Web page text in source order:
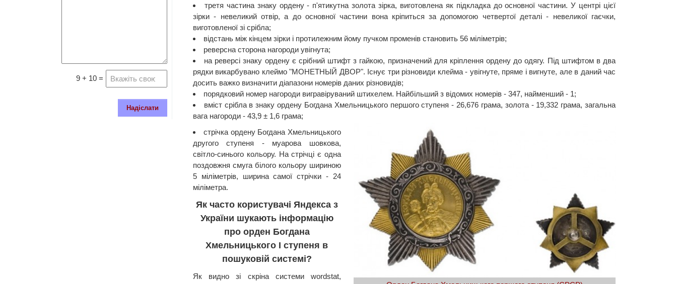
третя частина знаку ордену - п'ятикутна золота зірка, виготовлена ​​як підкладка до основної частини. У центрі цієї
зірки - невеликий отвір, а до основної частини вона кріпиться за допомогою четвертої деталі - невеликої гаєчки,
виготовленої зі срібла;
відстань між кінцем зірки і протилежним йому пучком променів становить 56 міліметрів;
реверсна сторона нагороди увігнута;
на реверсі знаку ордену є срібний штифт з гайкою, призначений для кріплення ордену до одягу. Під штифтом в два
рядки викарбувано клеймо "МОНЕТНЫЙ ДВОР". Існує три різновиди клейма - увігнуте, пряме і вигнуте, але в даний час
досить важко визначити діапазони номерів даних різновидів;
порядковий номер нагороди вигравіруваний штихелем. Найбільший з відомих номерів - 347, найменший - 1;
вміст срібла в знаку ордену Богдана Хмельницького першого ступеня - 26,676 грама, золота - 19,332 грама, загальна
вага нагороди - 43,9 ± 1,6 грама;
стрічка ордену Богдана Хмельницького
другого ступеня - муарова шовкова,
світло-синього кольору. На стрічці є одна
поздовжня смуга білого кольору шириною
5 міліметрів, ширина самої стрічки - 24
міліметра.
Як часто користувачі Яндекса з
України шукають інформацію
про орден Богдана
Хмельницького I ступеня в
пошуковій системі?
Як видно зі скріна системи wordstat,
9 + 10 =
Надіслати